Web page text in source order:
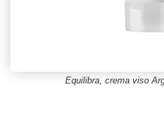
Equilibra, crema viso